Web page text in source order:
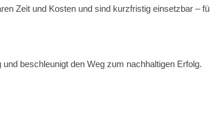
Zeit und Kosten und sind kurzfristig einsetzbar –
beschleunigt den Weg zum nachhaltigen Erfolg.